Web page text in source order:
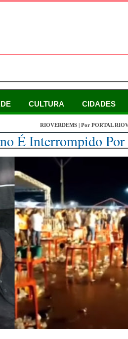
CULTURA CIDADES
RIOVERDEMS | Por PORTAL
É Interrompido